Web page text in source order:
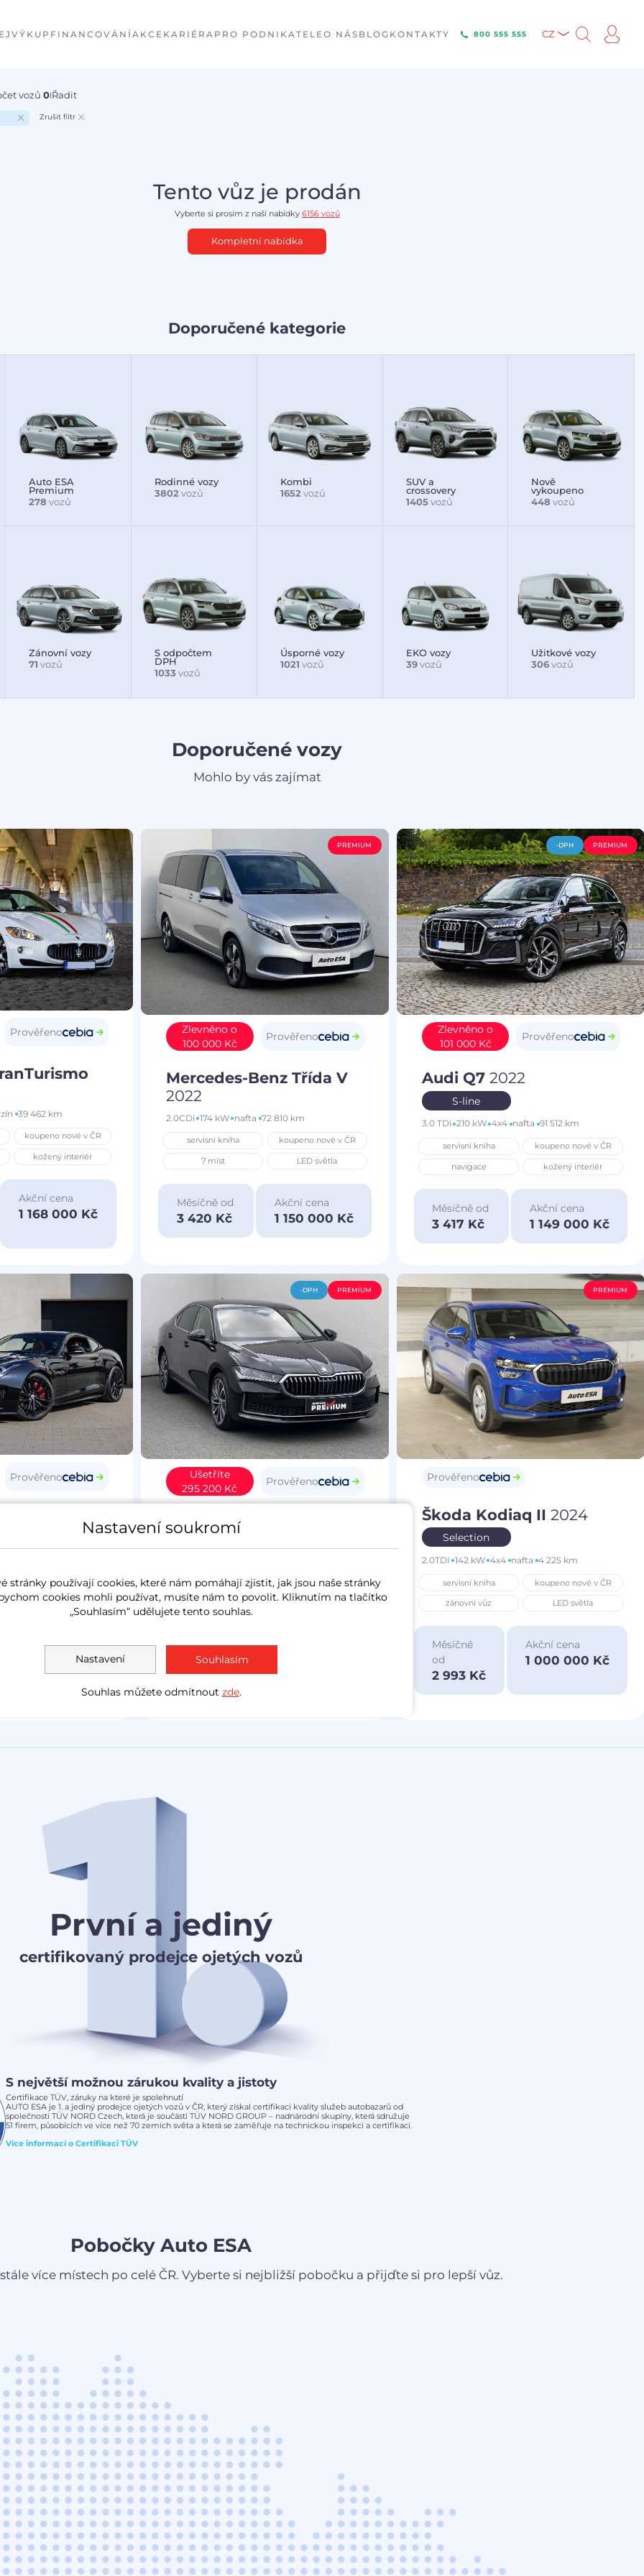
VÝKUP FINANCOVÁNÍAKCE KARIÉRA PRO PODNIKATELE O NÁS BLOG KONTAKTY 800 555 555 CZ
vozů 0IŘadit
Zrušit filtr
Tento vůz je prodán
Vyberte si prosím z naší nabídky 6156 vozů
Kompletní nabídka
Doporučené kategorie
Auto ESA
Premium
278 vozů
Rodinné vozy
3802 vozů
Kombi
1652vozů
SUV a
crossovery
1405vozů
Nově
vykoupeno
448 vozů
Zánovní vozy
71 vozů
S odpočtem
DPH
1033 vozů
Úsporné vozy
1021 vozů
EKO vozy
39vozů
Užitkové vozy
306 vozů
Doporučené vozy
Mohlo by vás zajímat
Prověřeno
39 462 km
koupeno nové v ČR
kožený interiér
Akční cena
1 168 000 Kč
PREMIUM
Zlevněno o
100 000 Kč
Prověřeno
Mercedes-Benz Třída V
2022
2.0CDi 174 kW nafta 72 810 km
servisní kniha koupeno nové v ČR
7 míst LED světla
Měsíčně od
3 420 Kč
Akční cena
1 150 000 Kč
-DPH PREMIUM
Zlevněno o
101 000 Kč
Prověřeno
Audi Q7 2022
S-line
3.0 TDi 210 kW 4x4 nafta 91 512 km
servisní kniha koupeno nové v ČR
navigace kožený interiér
Měsíčně od
3 417 Kč
Akční cena
1 149 000 Kč
Prověřeno
panorama
-DPH PREMIUM
Ušetříte
295 200 Kč
Prověřeno
Škoda Superb IV
L&K
koupeno nové v ČR zánovní vůz
LED světla
Měsíčně
PREMIUM
Prověřeno
Škoda Kodiaq II 2024
Selection
2.0TDI 142 kW 4x4 nafta 4 225 km
servisní kniha koupeno nové v ČR
zánovní vůz LED světla
Měsíčně
od
2 993 Kč
Akční cena
1 000 000 Kč
První a jediný
certifikovaný prodejce ojetých vozů
S největší možnou zárukou kvality a jistoty
Certifikace TÜV, záruky na které je spolehnutí
AUTO ESA je 1. a jediný prodejce ojetých vozů v ČR, který získal certifikaci kvality služeb autobazarů od
společnosti TÜV NORD Czech, která je součástí TÜV NORD GROUP – nadnárodní skupiny, která sdružuje
51 firem, působících ve více než 70 zemích světa a která se zaměřuje na technickou inspekci a certifikaci.
Více informací o Certifikaci TÜV
Pobočky Auto ESA
více místech po celé ČR. Vyberte si nejbližší pobočku a přijďte si pro lepší vůz.
Nastavení soukromí
stránky používají cookies, které nám pomáhají zjistit, jak jsou naše stránky
cookies mohli používat, musíte nám to povolit. Kliknutím na tlačítko
„Souhlasím“ udělujete tento souhlas.
Nastavení Souhlasím
Souhlas můžete odmítnout zde.